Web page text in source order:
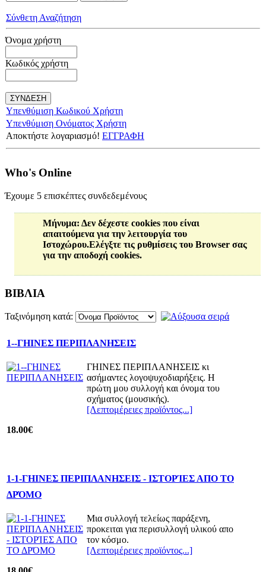
Σύνθετη Αναζήτηση
Όνομα χρήστη
Κωδικός χρήστη
Υπενθύμιση Κωδικού Χρήστη
Υπενθύμιση Ονόματος Χρήστη
Αποκτήστε λογαριασμό! ΕΓΓΡΑΦΗ
Who's Online
Έχουμε 5 επισκέπτες συνδεδεμένους
Μήνυμα: Δεν δέχεστε cookies που είναι
απαιτούμενα για την λειτουργία του
Ιστοχώρου.Ελέγξτε τις ρυθμίσεις του Browser σας
για την αποδοχή cookies.
ΒΙΒΛΙΑ
Ταξινόμηση κατά:
1--ΓΗΙΝΕΣ ΠΕΡΙΠΛΑΝΗΣΕΙΣ
ΓΗΙΝΕΣ ΠΕΡΙΠΛΑΝΗΣΕΙΣ κι
ασήμαντες λογοψυχοδιαρήξεις. Η
πρώτη μου συλλογή και όνομα του
σχήματος (μουσικής).
[Λεπτομέρειες προϊόντος...]
18.00€
1-1-ΓΗΙΝΕΣ ΠΕΡΙΠΛΑΝΗΣΕΙΣ - ΙΣΤΟΡΊΕΣ ΑΠΟ ΤΟ
ΔΡΌΜΟ
Μια συλλογή τελείως παράξενη,
προκειται για περισυλλογή υλικού απο
τον κόσμο.
[Λεπτομέρειες προϊόντος...]